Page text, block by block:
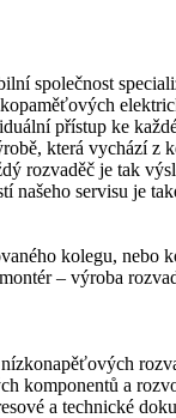
společnost
přístup ke
která vychází z
rozvaděč je tak
našeho servisu je
kolegu, nebo
– výroba
komponentů a
a technické